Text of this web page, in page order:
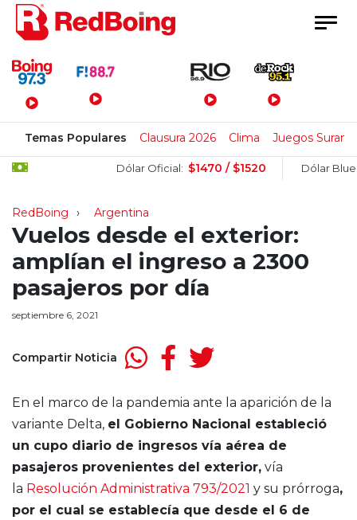
Menú Principal
Temas Populares Clausura 2026 Clima Juegos
Dólar Oficial: $1470 / $1520 Dólar Blue:
RedBoing Argentina
Vuelos desde el exterior:
amplían el ingreso a 2300
pasajeros por día
septiembre 6, 2021
Compartir Noticia
En el marco de la pandemia ante la aparición de la
variante Delta, el Gobierno Nacional estableció
un cupo diario de ingresos vía aérea de
pasajeros provenientes del exterior, vía
la Resolución Administrativa 793/2021 y su prórroga,
por el cual se establecía que desde el 6 de